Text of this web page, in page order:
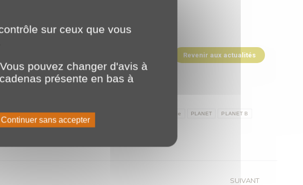
Revenir aux actualités
Etudiants Expérience Experts du numérique PLANET PLANET B
SUIVANT
sur ceux que vous
pouvez changer d'avis à
présente en bas à
Continuer sans accepter